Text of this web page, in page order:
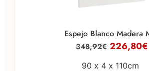
Espejo Blanco Madera
348,92€ 226,80€
90 x 4 x 110cm